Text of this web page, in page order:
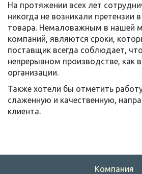
На протяжении всех лет
никогда не возникали претензии
товара. Немаловажным в нашей
компаний, являются сроки,
поставщик всегда соблюдает,
непрерывном производстве, как
организации.
Также хотели бы отметить
слаженную и качественную,
клиента.
Компания